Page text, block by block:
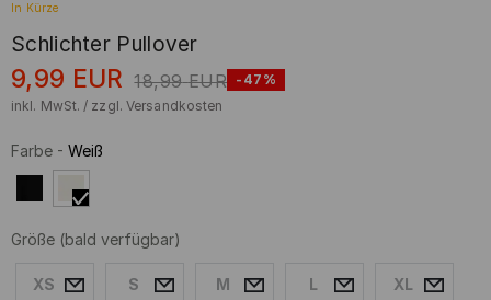
In Kürze
Schlichter Pullover
9,99 EUR 18,99 EUR -47%
inkl. MwSt. / zzgl. Versandkosten
Farbe - Weiß
Größe (bald verfügbar)
XS S M L XL